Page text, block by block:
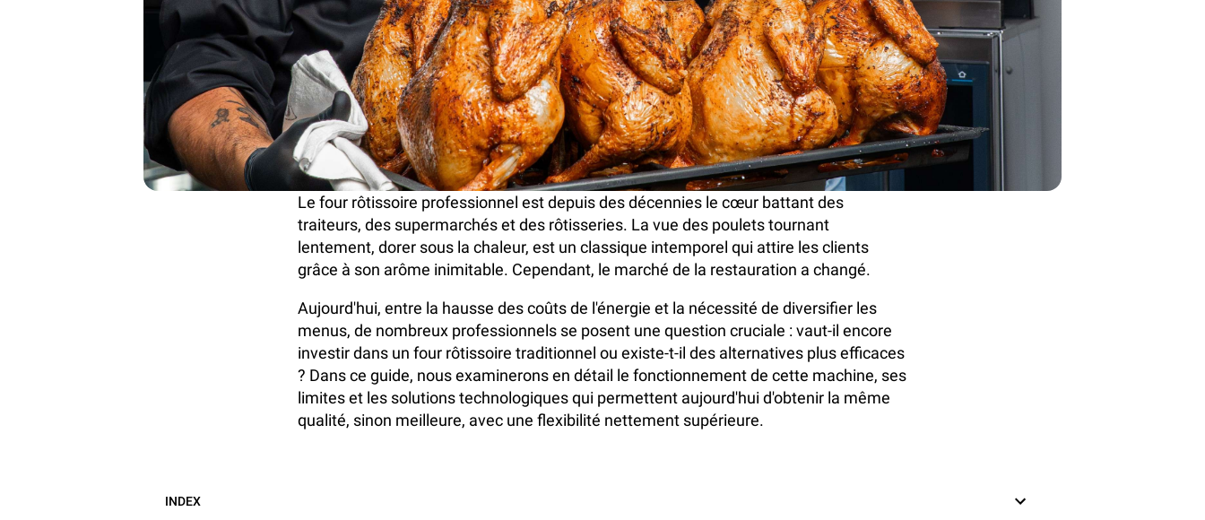
Le four rôtissoire professionnel est depuis des décennies le cœur battant des
traiteurs, des supermarchés et des rôtisseries. La vue des poulets tournant
lentement, dorer sous la chaleur, est un classique intemporel qui attire les clients
grâce à son arôme inimitable. Cependant, le marché de la restauration a changé.
Aujourd'hui, entre la hausse des coûts de l'énergie et la nécessité de diversifier les
menus, de nombreux professionnels se posent une question cruciale : vaut-il encore
investir dans un four rôtissoire traditionnel ou existe-t-il des alternatives plus efficaces
? Dans ce guide, nous examinerons en détail le fonctionnement de cette machine, ses
limites et les solutions technologiques qui permettent aujourd'hui d'obtenir la même
qualité, sinon meilleure, avec une flexibilité nettement supérieure.
INDEX